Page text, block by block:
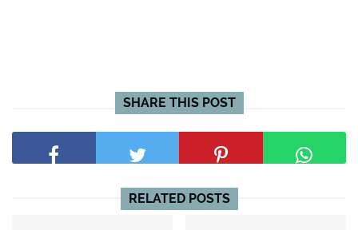
SHARE THIS POST
RELATED POSTS